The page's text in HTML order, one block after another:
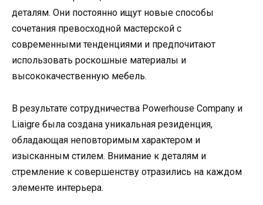
деталям. Они постоянно ищут новые способы
сочетания превосходной мастерской с
современными тенденциями и предпочитают
использовать роскошные материалы и
высококачественную мебель.
В результате сотрудничества Powerhouse Company и
Liaigre была создана уникальная резиденция,
обладающая неповторимым характером и
изысканным стилем. Внимание к деталям и
стремление к совершенству отразились на каждом
элементе интерьера.